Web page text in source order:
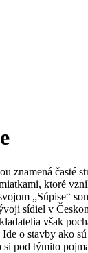
znamená časté
ktoré
„Súpise“
sídiel v
však
o stavby ako
si pod týmito